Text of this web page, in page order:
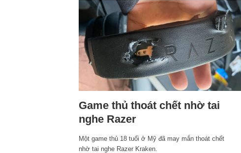
Game thủ thoát chết nhờ tai
nghe Razer
Một game thủ 18 tuổi ở Mỹ đã may mắn thoát chết
nhờ tai nghe Razer Kraken.